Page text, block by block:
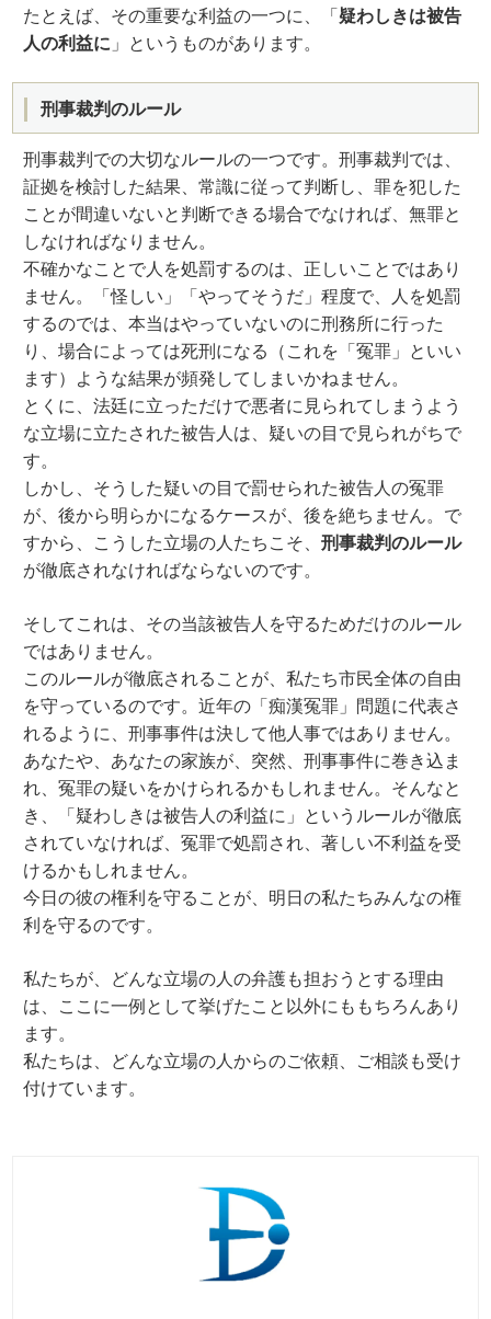
たとえば、その重要な利益の一つに、「疑わしきは被告
人の利益に 」というものがあります。
刑事裁判のルール
刑事裁判での大切なルールの一つです。刑事裁判では、
証拠を検討した結果、常識に従って判断し、罪を犯した
ことが間違いないと判断できる場合でなければ、無罪と
しなければなりません。
不確かなことで人を処罰するのは、正しいことではあり
ません。「怪しい」「やってそうだ」程度で、人を処罰
するのでは、本当はやっていないのに刑務所に行った
り、場合によっては死刑になる（これを「冤罪」といい
ます）ような結果が頻発してしまいかねません。
とくに、法廷に立っただけで悪者に見られてしまうよう
な立場に立たされた被告人は、疑いの目で見られがちで
す。
しかし、そうした疑いの目で罰せられた被告人の冤罪
が、後から明らかになるケースが、後を絶ちません。で
すから、こうした立場の人たちこそ、刑事裁判のルール
が徹底されなければならないのです。
そしてこれは、その当該被告人を守るためだけのルール
ではありません。
このルールが徹底されることが、私たち市民全体の自由
を守っているのです。近年の「痴漢冤罪」問題に代表さ
れるように、刑事事件は決して他人事ではありません。
あなたや、あなたの家族が、突然、刑事事件に巻き込ま
れ、冤罪の疑いをかけられるかもしれません。そんなと
き、「疑わしきは被告人の利益に」というルールが徹底
されていなければ、冤罪で処罰され、著しい不利益を受
けるかもしれません。
今日の彼の権利を守ることが、明日の私たちみんなの権
利を守るのです。
私たちが、どんな立場の人の弁護も担おうとする理由
は、ここに一例として挙げたこと以外にももちろんあり
ます。
私たちは、どんな立場の人からのご依頼、ご相談も受け
付けています。